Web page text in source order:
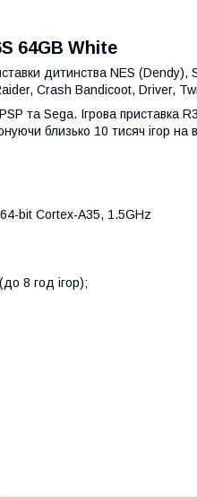
64GB White
дитинства NES (Dendy),
Crash Bandicoot, Driver,
та Sega. Ігрова приставка
близько 10 тисяч ігор на
bit Cortex-A35, 1.5GHz
8 год ігор);